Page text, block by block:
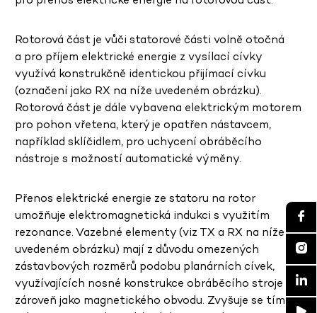
Rotorová část je vůči statorové části volně otočná
a pro příjem elektrické energie z vysílací cívky
využívá konstrukčně identickou přijímací cívku
(označení jako RX na níže uvedeném obrázku).
Rotorová část je dále vybavena elektrickým motorem
pro pohon vřetena, který je opatřen nástavcem,
například sklíčidlem, pro uchycení obráběcího
nástroje s možností automatické výměny.
Přenos elektrické energie ze statoru na rotor
umožňuje elektromagnetická indukci s využitím
rezonance. Vazebné elementy (viz TX a RX na níže
uvedeném obrázku) mají z důvodu omezených
zástavbových rozměrů podobu planárních cívek,
využívajících nosné konstrukce obráběcího stroje
zároveň jako magnetického obvodu. Zvyšuje se tím